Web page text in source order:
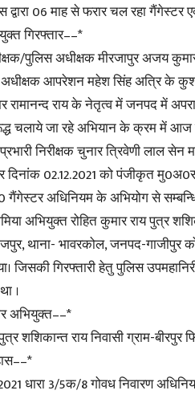
द्वारा 06 माह से फरार चल रहा गैंगेस्टर
गिरफ्तार––*
पुलिस अधीक्षक मीरजापुर अजय
आपरेशन महेश सिंह अत्रि के
रामानन्द राय के नेतृत्व में जनपद में
चलाये जा रहे अभियान के क्रम में आज
निरीक्षक चुनार त्रिवेणी लाल सेन
दिनांक 02.12.2021 को पंजीकृत
गैंगेस्टर अधिनियम के अभियोग से
अभियुक्त रोहित कुमार राय पुत्र
थाना- भावरकोल, जनपद-गाजीपुर
जिसकी गिरफ्तारी हेतु पुलिस
।
अभियुक्त––*
शशिकान्त राय निवासी ग्राम-
धारा 3/5क/8 गोवध निवारण